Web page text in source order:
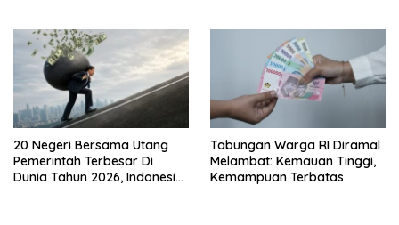
20 Negeri Bersama Utang
Pemerintah Terbesar Di
Dunia Tahun 2026, Indonesia
Tabungan Warga RI Diramal
Melambat: Kemauan Tinggi,
Kemampuan Terbatas